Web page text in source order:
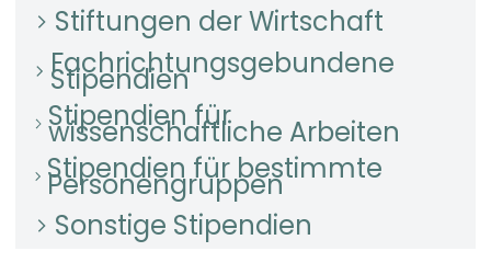
Stiftungen der Wirtschaft
Fachrichtungsgebundene
Stipendien
Stipendien für
wissenschaftliche Arbeiten
Stipendien für bestimmte
Personengruppen
Sonstige Stipendien